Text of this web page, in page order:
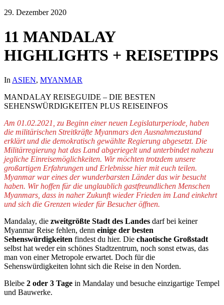
29. Dezember 2020
11 MANDALAY
HIGHLIGHTS + REISETIPPS
In ASIEN, MYANMAR
MANDALAY REISEGUIDE – DIE BESTEN
SEHENSWÜRDIGKEITEN PLUS REISEINFOS
Am 01.02.2021, zu Beginn einer neuen Legislaturperiode, haben
die militärischen Streitkräfte Myanmars den Ausnahmezustand
erklärt und die demokratisch gewählte Regierung abgesetzt. Die
Militärregierung hat das Land abgeriegelt und unterbindet nahezu
jegliche Einreisemöglichkeiten. Wir möchten trotzdem unsere
großartigen Erfahrungen und Erlebnisse hier mit euch teilen.
Myanmar war eines der wunderbarsten Länder das wir besucht
haben. Wir hoffen für die unglaublich gastfreundlichen Menschen
Myanmars, dass in naher Zukunft wieder Frieden im Land einkehrt
und sich die Grenzen wieder für Besucher öffnen.
Mandalay, die zweitgrößte Stadt des Landes darf bei keiner
Myanmar Reise fehlen, denn einige der besten
Sehenswürdigkeiten findest du hier. Die chaotische Großstadt
selbst hat weder ein schönes Stadtzentrum, noch sonst etwas, das
man von einer Metropole erwartet. Doch für die
Sehenswürdigkeiten lohnt sich die Reise in den Norden.
Bleibe 2 oder 3 Tage in Mandalay und besuche einzigartige Tempel
und Bauwerke.